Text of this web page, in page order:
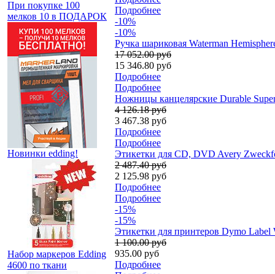
При покупке 100
мелков 10 в ПОДАРОК
Новинки edding!
Набор маркеров Edding
4600 по ткани
Подробнее
-10%
-10%
Ручка шариковая Waterman
17 052.00 руб
15 346.80 руб
Подробнее
Подробнее
Ножницы канцелярские Durable
4 126.18 руб
3 467.38 руб
Подробнее
Подробнее
Этикетки для CD, DVD Avery
2 487.40 руб
2 125.98 руб
Подробнее
Подробнее
-15%
-15%
Этикетки для принтеров Dymo
1 100.00 руб
935.00 руб
Подробнее